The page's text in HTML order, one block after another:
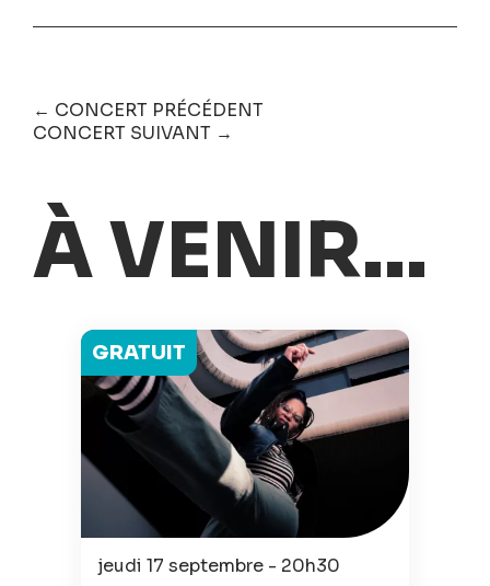
← CONCERT PRÉCÉDENT
CONCERT SUIVANT →
À VENIR...
jeudi 17 septembre - 20h30
GRATUIT